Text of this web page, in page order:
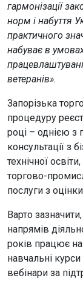
гармонізації
норм і набуття
практичного
набуває в
ветеранів».
Запорізька
процедуру
році – однією з
консультації з
технічної
торгово-
послуги з
Варто
напрямів
років працює
навчальні
вебінари за